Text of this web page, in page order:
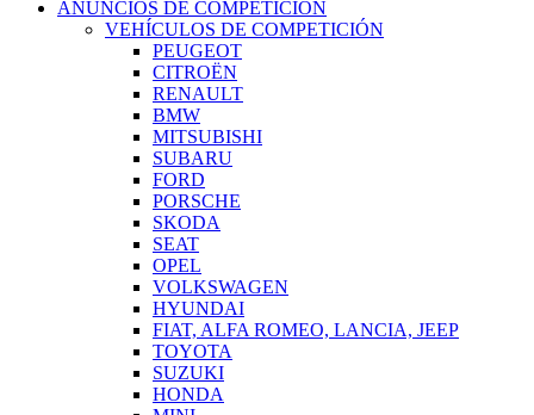
ANUNCIOS DE COMPETICIÓN
VEHÍCULOS DE COMPETICIÓN
PEUGEOT
CITROËN
RENAULT
BMW
MITSUBISHI
SUBARU
FORD
PORSCHE
SKODA
SEAT
OPEL
VOLKSWAGEN
HYUNDAI
FIAT, ALFA ROMEO, LANCIA, JEEP
TOYOTA
SUZUKI
HONDA